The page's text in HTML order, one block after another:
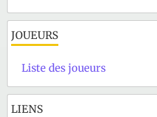
JOUEURS
Liste des joueurs
LIENS